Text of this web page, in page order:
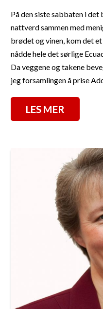
På den siste sabbaten i
nattverd sammen med
brødet og vinen, kom det
nådde hele det sørlige
Da veggene og takene
jeg forsamlingen å prise
LES MER